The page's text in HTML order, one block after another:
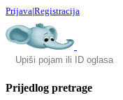
Prijava|Registracija
Prijedlog pretrage